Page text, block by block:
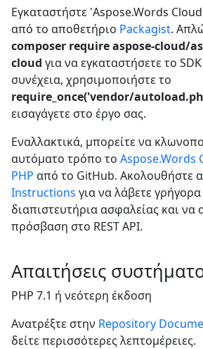
Εγκαταστήστε 'Aspose.Words
από το αποθετήριο Packagist.
composer require aspose-cloud/
cloud για να εγκαταστήσετε το
συνέχεια, χρησιμοποιήστε το
require_once('vendor/
εισαγάγετε στο έργο σας.
Εναλλακτικά, μπορείτε να
αυτόματο τρόπο το Aspose.Words
PHP από το GitHub. Ακολουθήστε
Instructions για να λάβετε
διαπιστευτήρια ασφαλείας και να
πρόσβαση στο REST API.
Απαιτήσεις
PHP 7.1 ή νεότερη έκδοση
Ανατρέξτε στην Repository
δείτε περισσότερες λεπτομέρειες.